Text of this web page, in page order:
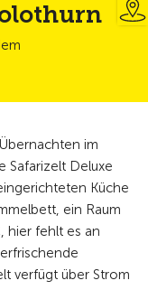
im
Safarizelt Deluxe
Küche
ein Raum
hier fehlt es an
verfügt über Strom